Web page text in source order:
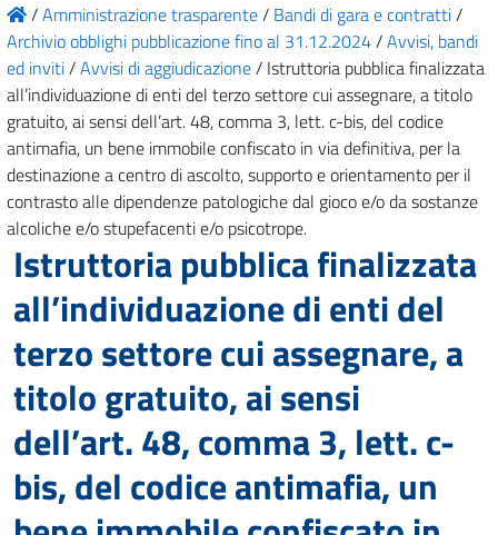
/Amministrazione trasparente/ Bandi di gara e contratti/
Archivio obblighi pubblicazione fino al 31.12.2024/Avvisi, bandi
ed inviti/Avvisi di aggiudicazione/ Istruttoria pubblica finalizzata
all’individuazione di enti del terzo settore cui assegnare, a titolo
gratuito, ai sensi dell’art. 48, comma 3, lett. c-bis, del codice
antimafia, un bene immobile confiscato in via definitiva, per la
destinazione a centro di ascolto, supporto e orientamento per il
contrasto alle dipendenze patologiche dal gioco e/o da sostanze
alcoliche e/o stupefacenti e/o psicotrope.
Istruttoria pubblica finalizzata
all’individuazione di enti del
terzo settore cui assegnare, a
titolo gratuito, ai sensi
dell’art. 48, comma 3, lett. c-
bis, del codice antimafia, un